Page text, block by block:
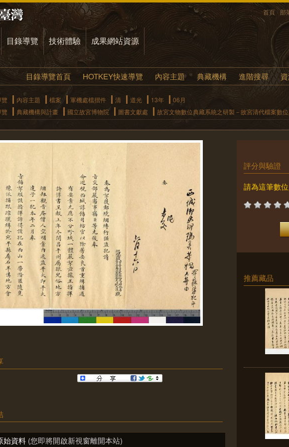
首頁 部
目錄導覽 技術體驗 成果網站資源
目錄導覽首頁 HOTKEY快速導覽 內容主題 典藏機構 進階搜尋
內容主題 檔案 軍機處檔摺件 清 道光 13年
06月
典藏機構與計畫 國立故宮博物院 圖書文獻處 故宮文物數位典藏系統之研製－故宮清代檔案數
始資料 (您即將開啟新視窗離開本站)
評分與驗證
請為這筆數
推薦藏品